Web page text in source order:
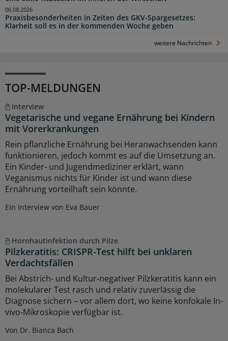
Praxisbesonderheiten in Zeiten des GKV-Spargesetzes:
Klarheit soll es in der kommenden Woche geben
06.08.2026
weitere Nachrichten
TOP-MELDUNGEN
Interview
Vegetarische und vegane Ernährung bei Kindern
mit Vorerkrankungen
Rein pflanzliche Ernährung bei Heranwachsenden kann
funktionieren, jedoch kommt es auf die Umsetzung an.
Ein Kinder- und Jugendmediziner erklärt, wann
Veganismus nichts für Kinder ist und wann diese
Ernährung vorteilhaft sein könnte.
Ein Interview von Eva Bauer
Hornhautinfektion durch Pilze
Pilzkeratitis: CRISPR-Test hilft bei unklaren
Verdachtsfällen
Bei Abstrich- und Kultur-negativer Pilzkeratitis kann ein
molekularer Test rasch und relativ zuverlässig die
Diagnose sichern – vor allem dort, wo keine konfokale In-
vivo-Mikroskopie verfügbar ist.
Von Dr. Bianca Bach